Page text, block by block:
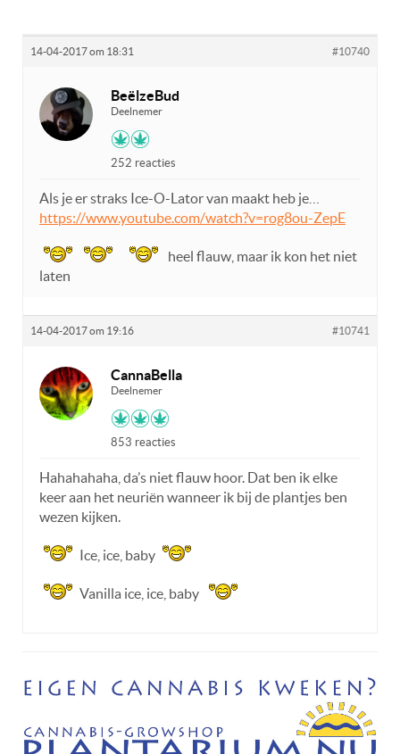
14-04-2017 om 18:31 #10740
BeëlzeBud
Deelnemer
252 reacties
Als je er straks Ice-O-Lator van maakt heb je…
https://www.youtube.com/watch?v=rog8ou-ZepE
heel flauw, maar ik kon het niet
laten
14-04-2017 om 19:16 #10741
CannaBella
Deelnemer
853 reacties
Hahahahaha, da’s niet flauw hoor. Dat ben ik elke
keer aan het neuriën wanneer ik bij de plantjes ben
wezen kijken.
Ice, ice, baby
Vanilla ice, ice, baby